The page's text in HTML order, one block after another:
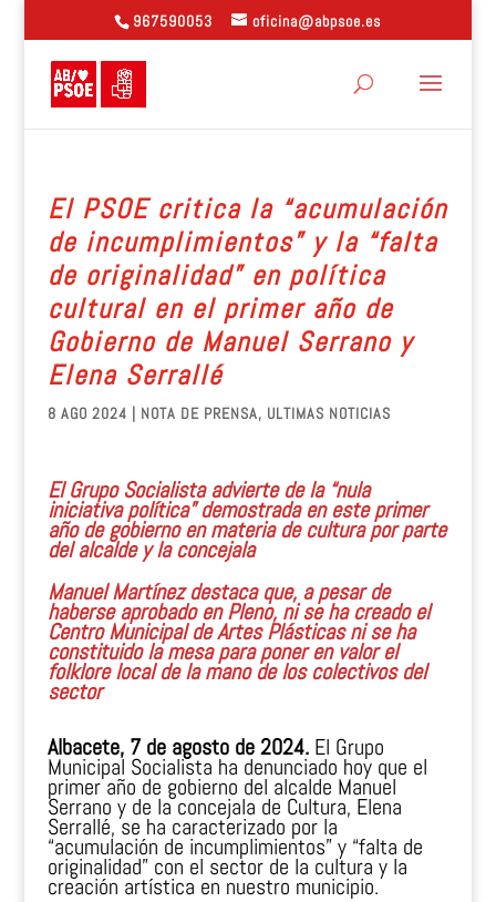
967590053 oficina@abpsoe.es
El PSOE critica la “acumulación
de incumplimientos” y la “falta
de originalidad” en política
cultural en el primer año de
Gobierno de Manuel Serrano y
Elena Serrallé
8 AGO 2024 | NOTA DE PRENSA, ULTIMAS NOTICIAS
El Grupo Socialista advierte de la “nula
iniciativa política” demostrada en este primer
año de gobierno en materia de cultura por parte
del alcalde y la concejala
Manuel Martínez destaca que, a pesar de
haberse aprobado en Pleno, ni se ha creado el
Centro Municipal de Artes Plásticas ni se ha
constituido la mesa para poner en valor el
folklore local de la mano de los colectivos del
sector
Albacete, 7 de agosto de 2024.El Grupo
Municipal Socialista ha denunciado hoy que el
primer año de gobierno del alcalde Manuel
Serrano y de la concejala de Cultura, Elena
Serrallé, se ha caracterizado por la
“acumulación de incumplimientos” y “falta de
originalidad” con el sector de la cultura y la
creación artística en nuestro municipio.